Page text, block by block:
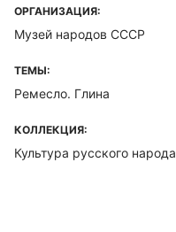
ОРГАНИЗАЦИЯ:
Музей народов СССР
ТЕМЫ:
Ремесло. Глина
КОЛЛЕКЦИЯ:
Культура русского народа